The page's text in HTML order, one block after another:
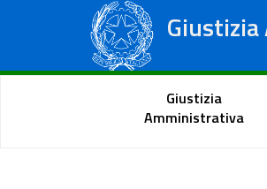
Tribunali
Portale
Giustizia
Amministrativa